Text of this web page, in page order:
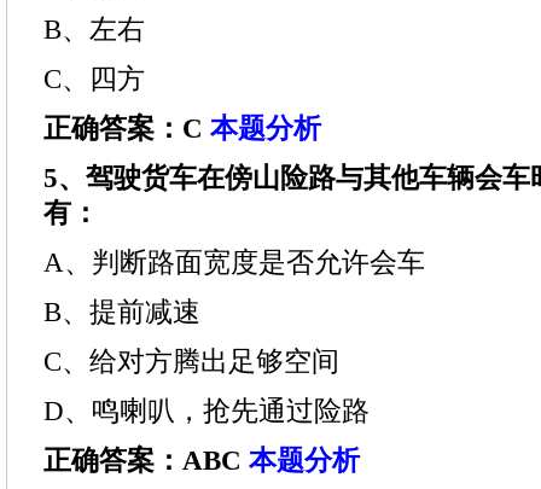
B、左右
C、四方
正确答案：C 本题分析
5、驾驶货车在傍山险路与其他车辆会车
有：
A、判断路面宽度是否允许会车
B、提前减速
C、给对方腾出足够空间
D、鸣喇叭，抢先通过险路
正确答案：ABC 本题分析